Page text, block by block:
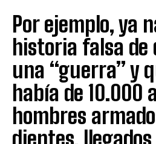
Por ejemplo, ya
historia falsa de
una “guerra” y
había de 10.000
hombres